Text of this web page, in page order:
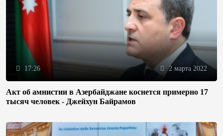
17:26 2 марта 2022
Акт об амнистии в Азербайджане коснется примерно 17
тысяч человек - Джейхун Байрамов